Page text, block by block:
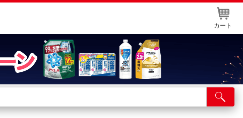
カート
店舗サービス
ネット取り置き